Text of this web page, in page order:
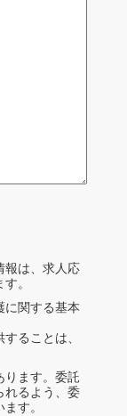
報は、求人応
。
に関する基本
ることは、
ります。委託
れるよう、委
す。